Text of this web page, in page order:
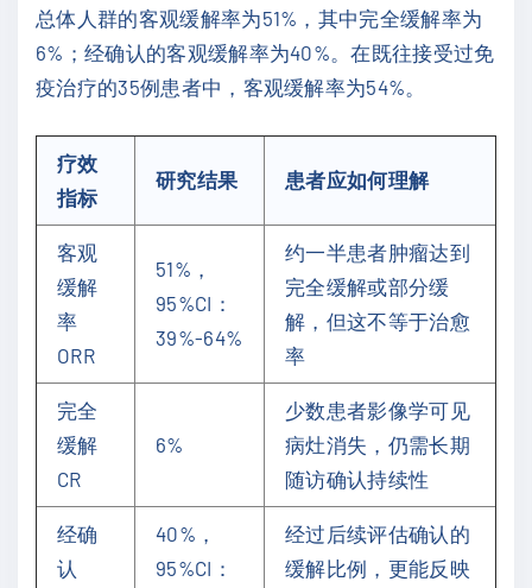
总体人群的客观缓解率为51%，其中完全缓解率为
6%；经确认的客观缓解率为40%。在既往接受过免
疫治疗的35例患者中，客观缓解率为54%。
疗效
指标
研究结果 患者应如何理解
客观
缓解
率
ORR
51%，
95%CI：
39%-64%
约一半患者肿瘤达到
完全缓解或部分缓
解，但这不等于治愈
率
完全
缓解
CR
6%
少数患者影像学可见
病灶消失，仍需长期
随访确认持续性
经确
认
40%，
95%CI：
经过后续评估确认的
缓解比例，更能反映